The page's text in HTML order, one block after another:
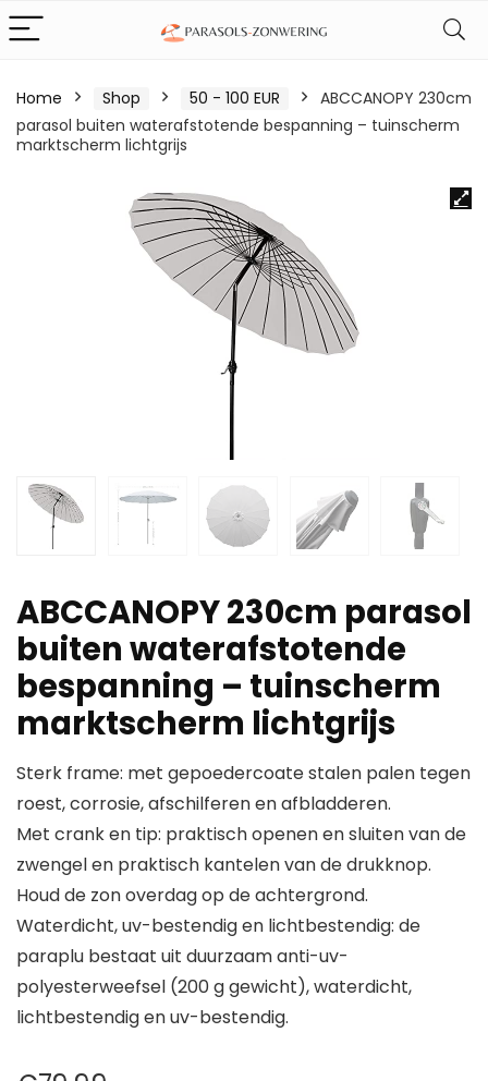
Home Shop 50 - 100 EUR
ABCCANOPY 230cm
parasol buiten waterafstotende bespanning – tuinscherm
marktscherm lichtgrijs
ABCCANOPY 230cm parasol
buiten waterafstotende
bespanning – tuinscherm
marktscherm lichtgrijs
Sterk frame: met gepoedercoate stalen palen tegen
roest, corrosie, afschilferen en afbladderen.
Met crank en tip: praktisch openen en sluiten van de
zwengel en praktisch kantelen van de drukknop.
Houd de zon overdag op de achtergrond.
Waterdicht, uv-bestendig en lichtbestendig: de
paraplu bestaat uit duurzaam anti-uv-
polyesterweefsel (200 g gewicht), waterdicht,
lichtbestendig en uv-bestendig.